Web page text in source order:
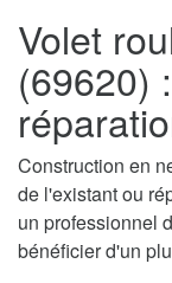
Volet
(69620)
Construction en
de l'existant ou
un professionnel
bénéficier d'un